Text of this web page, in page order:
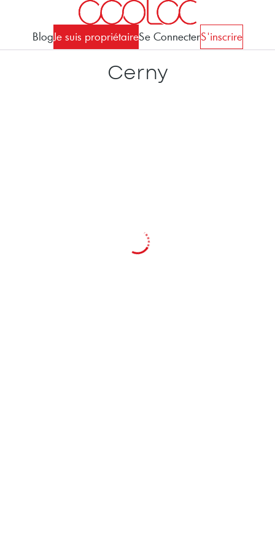
BlogJe suis propriétaireSe ConnecterS'inscrire
Cerny